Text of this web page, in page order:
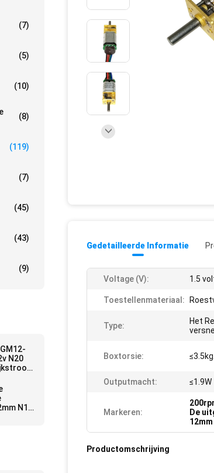
(7)
(5)
(10)
(8)
(119)
(7)
(45)
(43)
(9)
N20
N10
Gedetailleerde Informatie
Voltage (V): 1.5
Toestellenmateriaal:
Type:
Het
Boxtorsie:
Outputmacht: ≤1.9W
Markeren:
De
Productomschrijving